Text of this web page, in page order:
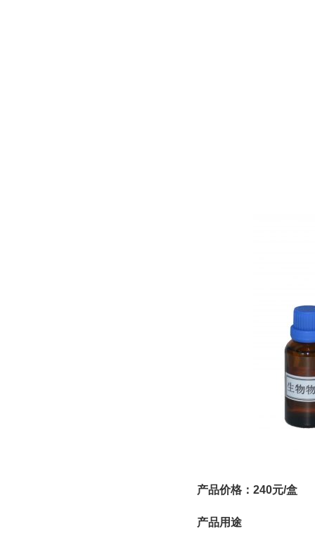
产品价格： 240元/盒
产品用途